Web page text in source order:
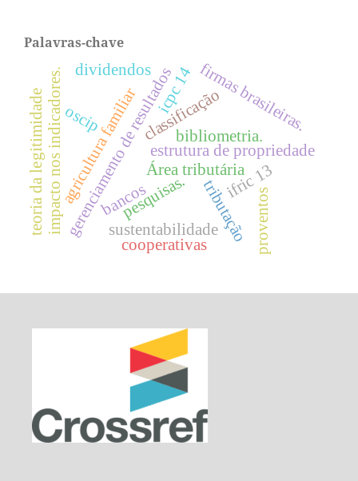
Palavras-chave
classificação
Área tributária
tributação
gerenciamento de resultadosestrutura de propriedade
firmas brasileiras.
agricultura familiar bibliometria.
bancos
impacto nos indicadores. pesquisas.
oscip
sustentabilidade
teoria da legitimidade ifric 13
icpc 14
cooperativas
dividendos
proventos